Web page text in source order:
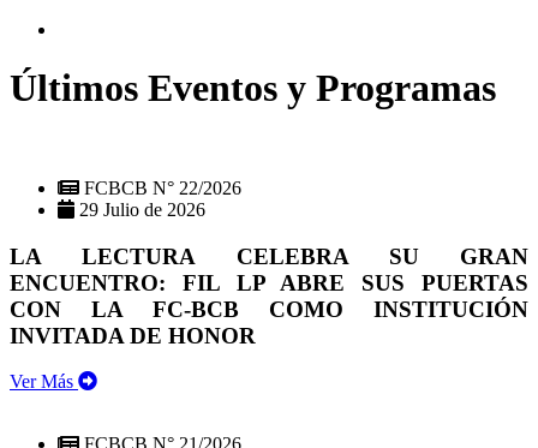
Últimos Eventos y Programas
FCBCB N° 22/2026
29 Julio de 2026
LA LECTURA CELEBRA SU GRAN
ENCUENTRO: FIL LP ABRE SUS PUERTAS
CON LA FC-BCB COMO INSTITUCIÓN
INVITADA DE HONOR
Ver Más